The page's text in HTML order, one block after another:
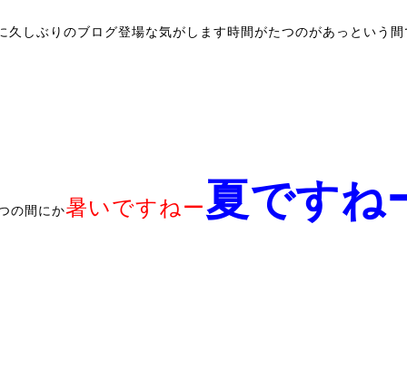
久しぶりのブログ登場な気がします時間がたつのがあっという
の間にか暑いですねー夏ですね